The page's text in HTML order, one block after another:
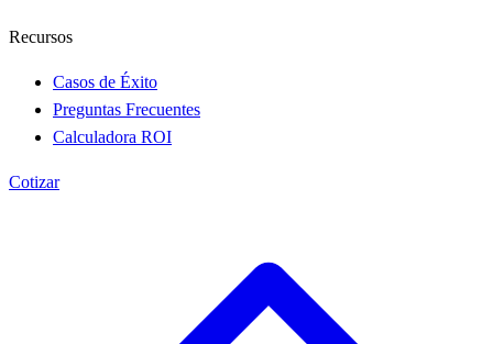
Recursos
Casos de Éxito
Preguntas Frecuentes
Calculadora ROI
Cotizar